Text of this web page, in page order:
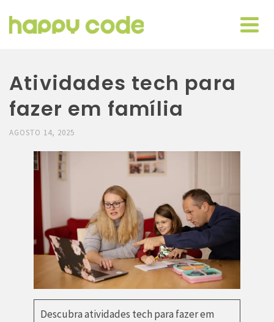
Atividades tech para
fazer em família
AGOSTO 14, 2025
Descubra atividades tech para fazer em